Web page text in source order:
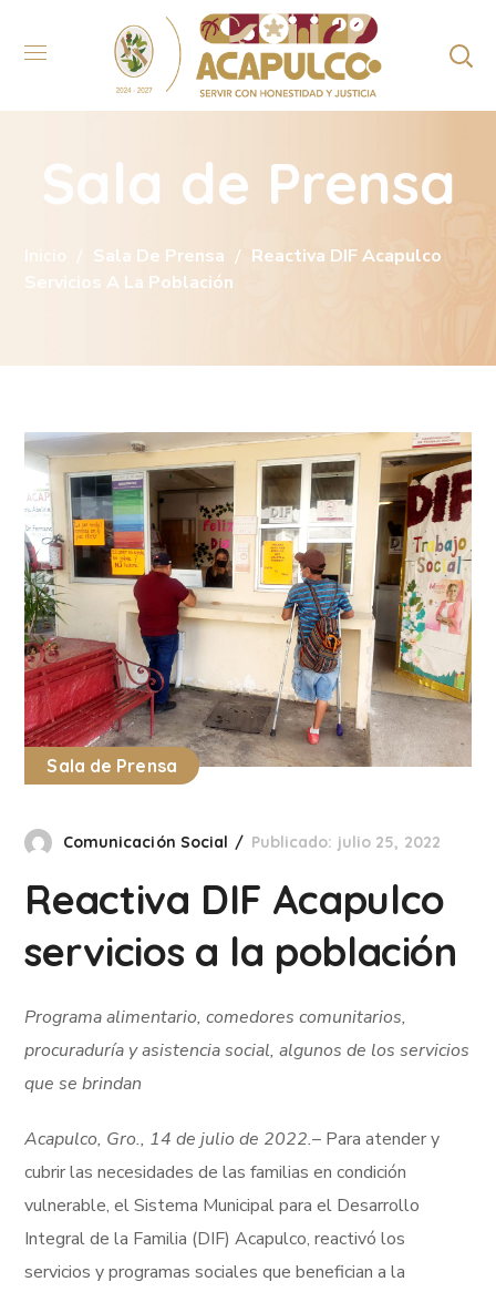
Sala de Prensa
Inicio Sala De Prensa
Reactiva DIF Acapulco
Servicios A La Población
Sala de Prensa
Comunicación Social Publicado: julio 25, 2022
Reactiva DIF Acapulco
servicios a la población
Programa alimentario, comedores comunitarios,
procuraduría y asistencia social, algunos de los servicios
que se brindan
Acapulco, Gro., 14 de julio de 2022.– Para atender y
cubrir las necesidades de las familias en condición
vulnerable, el Sistema Municipal para el Desarrollo
Integral de la Familia (DIF) Acapulco, reactivó los
servicios y programas sociales que benefician a la